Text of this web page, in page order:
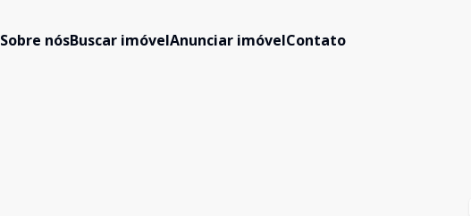
Sobre nósBuscar imóvelAnunciar imóvelContato